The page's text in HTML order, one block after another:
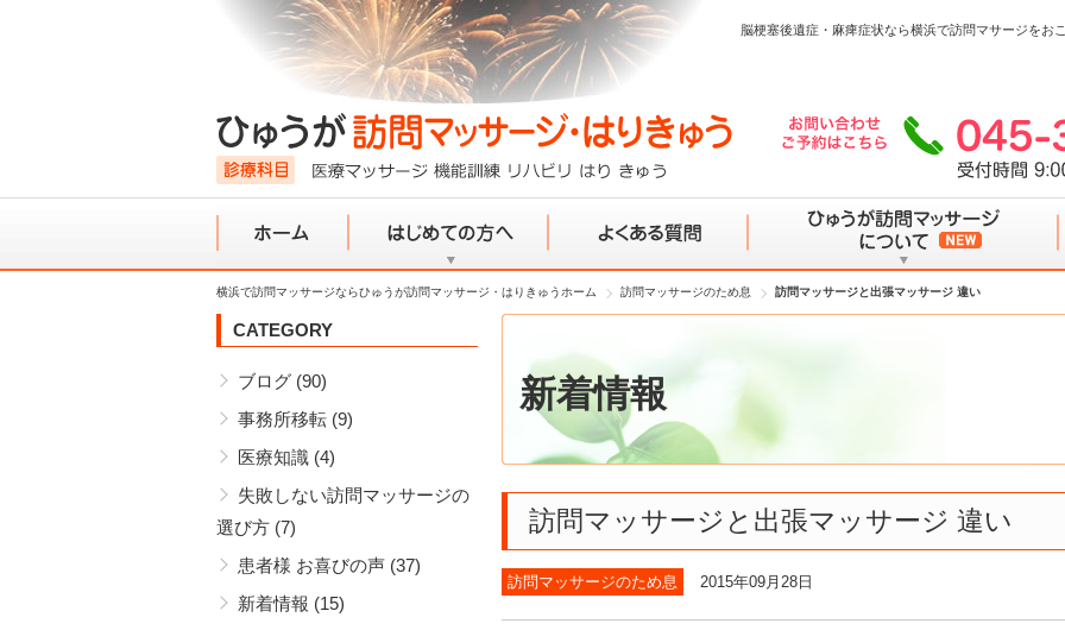
脳梗塞後遺症・麻痺症状なら横浜で訪問マサージをお
ホーム
横浜で訪問マッサージならひゅうが訪問マッサージ・はりきゅうホーム 訪問マッサージのため息 訪問マッサージと出張マッサージ 違い
新着情報
訪問マッサージと出張マッサージ 違い
訪問マッサージのため息 2015年09月28日
CATEGORY
ブログ (90)
事務所移転 (9)
医療知識 (4)
失敗しない訪問マッサージの
選び方 (7)
患者様 お喜びの声 (37)
新着情報 (15)